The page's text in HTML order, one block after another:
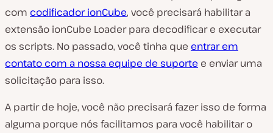
com codificador ionCube, você precisará habilitar a
extensão ionCube Loader para decodificar e executar
os scripts. No passado, você tinha que entrar em
contato com a nossa equipe de suporte e enviar uma
solicitação para isso.
A partir de hoje, você não precisará fazer isso de forma
alguma porque nós facilitamos para você habilitar o